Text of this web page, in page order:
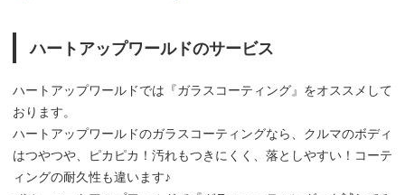
ハートアップワールドのサービス
ハートアップワールドでは『ガラスコーティング』をオススメして
おります。
ハートアップワールドのガラスコーティングなら、クルマのボディ
はつやつや、ピカピカ！汚れもつきにくく、落としやすい！コーテ
ィングの耐久性も違います♪